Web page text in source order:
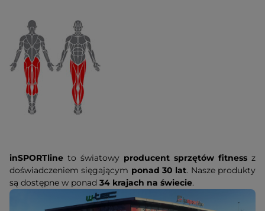
inSPORTline to światowy producent sprzętów fitness z
doświadczeniem sięgającym ponad 30 lat. Nasze produkty
są dostępne w ponad 34 krajach na świecie.